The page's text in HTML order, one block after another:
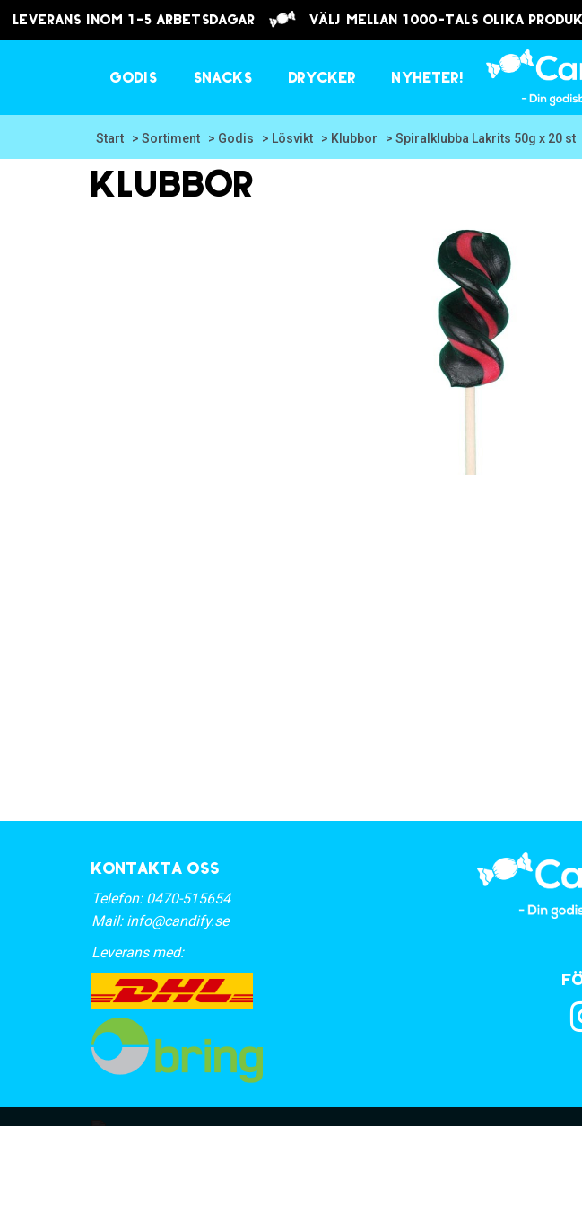
Leverans inom 1-5 arbetsdagar välj mellan 1000-tals olika
Godis Snacks Drycker Nyheter!
Start > Sortiment > Godis > Lösvikt > Klubbor > Spiralklubba Lakrits 50g x 20 st
Klubbor
Kontakta oss
Telefon: 0470-515654
Mail: info@candify.se
Leverans med: